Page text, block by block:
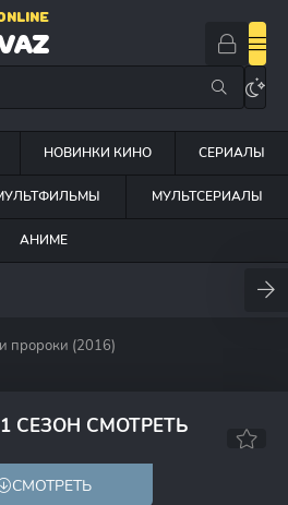
НОВИНКИ КИНО СЕРИАЛЫ
МУЛЬТСЕРИАЛЫ
АНИМЕ
пророки (2016)
СЕЗОН СМОТРЕТЬ
СМОТРЕТЬ